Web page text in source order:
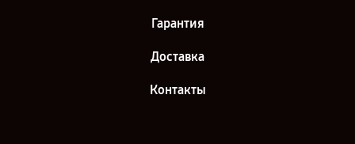
Гарантия
Доставка
Контакты